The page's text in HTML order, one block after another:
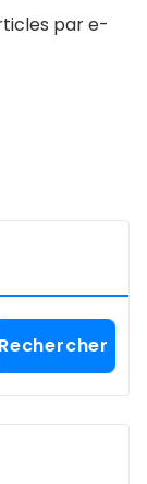
par e-
Rechercher